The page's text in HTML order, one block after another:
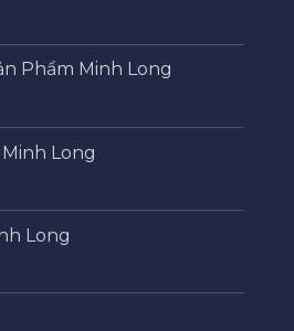
Phẩm Minh Long
Long
Long